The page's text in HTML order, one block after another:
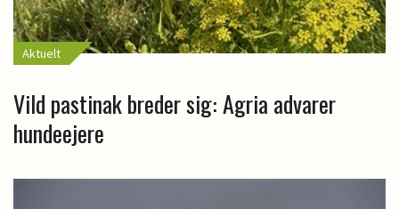
Aktuelt
Vild pastinak breder sig: Agria advarer
hundeejere